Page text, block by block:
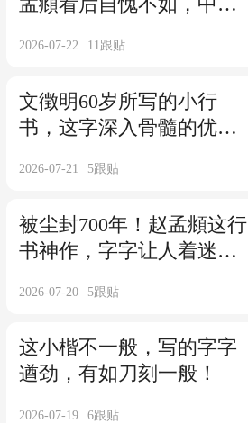
孟頫看后自愧不如，中锋
2026-07-22 11跟贴
文徴明60岁所写的小行
书，这字深入骨髓的优
2026-07-21 5跟贴
被尘封700年！赵孟頫这行
书神作，字字让人着迷，
2026-07-20 5跟贴
这小楷不一般，写的字字
遒劲，有如刀刻一般！
2026-07-19 6跟贴